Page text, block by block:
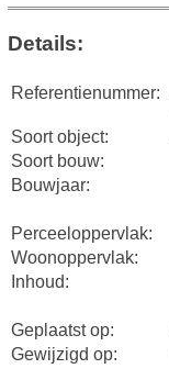
Details:
Referentienummer:
Soort object:
Soort bouw:
Bouwjaar:
Perceeloppervlak:
Woonoppervlak:
Inhoud:
Geplaatst op:
Gewijzigd op: